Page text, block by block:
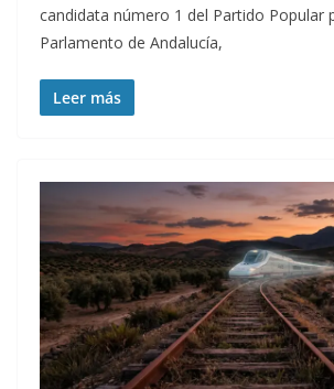
candidata número 1 del Partido Popular
Parlamento de Andalucía,
Leer más